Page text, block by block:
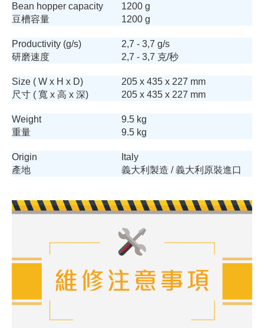
Bean hopper capacity
豆槽容量
1200 g
1200 g
Productivity (g/s)
研磨速度
2,7 - 3,7 g/s
2,7 - 3,7 克/秒
Size ( W x H x D)
尺寸 ( 寬 x 高 x 深)
205 x 435 x 227 mm
205 x 435 x 227 mm
Weight
重量
9.5 kg
9.5 kg
Origin
產地
Italy
義大利製造 / 義大利原裝進口